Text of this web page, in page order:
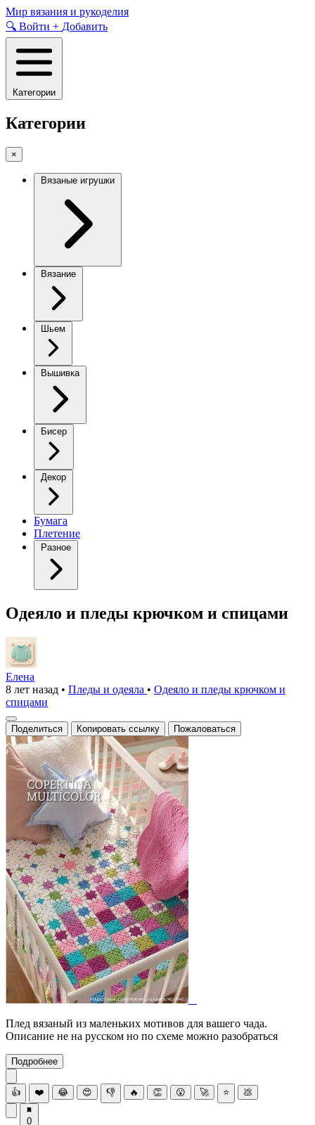
Skip
to
content
Мир вязания и рукоделия
🔍 Войти + Добавить
Категории
Категории
×
Вязаные игрушки
Вязание
Шьем
Вышивка
Бисер
Декор
Бумага
Плетение
Разное
Одеяло и пледы крючком и спицами
Елена
8 лет назад • Пледы и одеяла • Одеяло и пледы крючком и
спицами
Поделиться Копировать ссылку Пожаловаться
Плед вязаный из маленьких мотивов для вашего чада.
Описание не на русском но по схеме можно разобраться
Подробнее
👍 ❤️ 😂 😍 👎 🔥 👏 😮 🚀 ⭐ 💩
0